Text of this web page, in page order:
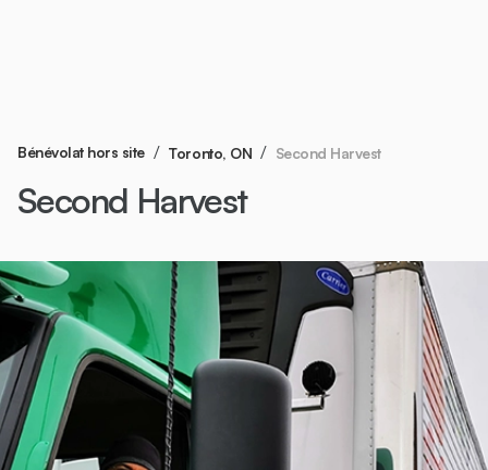
Bénévolat hors site / Toronto, ON / Second Harvest
Second Harvest